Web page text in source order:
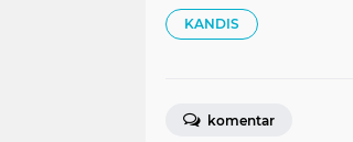
KANDIS
komentar